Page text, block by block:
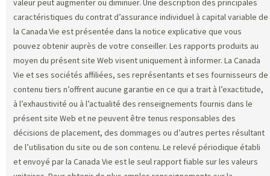
caractéristiques du contrat d’assurance individuel à capital variable de
la Canada Vie est présentée dans la notice explicative que vous
pouvez obtenir auprès de votre conseiller. Les rapports produits au
moyen du présent site Web visent uniquement à informer. La Canada
Vie et ses sociétés affiliées, ses représentants et ses fournisseurs de
contenu tiers n’offrent aucune garantie en ce qui a trait à l’exactitude,
à l’exhaustivité ou à l’actualité des renseignements fournis dans le
présent site Web et ne peuvent être tenus responsables des
décisions de placement, des dommages ou d’autres pertes résultant
de l’utilisation du site ou de son contenu. Le relevé périodique établi
et envoyé par la Canada Vie est le seul rapport fiable sur les valeurs